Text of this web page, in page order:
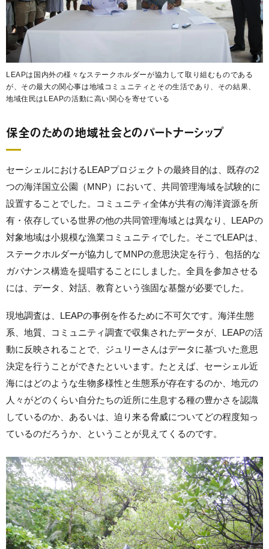
LEAPは国内外の様々なステークホルダーが協力して取り組むものである
が、その最大の関心事は地域コミュニティとその生活であり、その結果、
地域住民はLEAPの活動に高い関心を寄せている
保全のための地域社会とのパートナーシップ
セーシェルにおけるLEAPプロジェクトの最終目的は、既存の2
つの海洋国立公園（MNP）において、共同管理海域を試験的に
設置することでした。コミュニティ全体が共有の海洋資源を所
有・依存している世界の他の共同管理海域とは異なり、LEAPの
対象地域は小規模な漁業コミュニティでした。そこでLEAPは、
ステークホルダーが協力してMNPの意思決定を行う、包括的な
ガバナンス構造を提唱することにしました。全員を参加させる
には、データ、対話、教育という強固な基盤が必要でした。
現地調査は、LEAPの事例を作るために不可欠です。海洋生態
系、地質、コミュニティ調査で収集されたデータが、LEAPの活
動に反映されることで、ジュリーさんはデータに基づいた意思
決定を行うことができたといいます。たとえば、セーシェル近
海にはどのような生物多様性と生態系が存在するのか、地元の
人々がどのくらい自分たちの近所に生息する種の豊かさを認識
しているのか、あるいは、迫り来る脅威についてどの程度知っ
ているのだろうか、ということが見えてくるのです。